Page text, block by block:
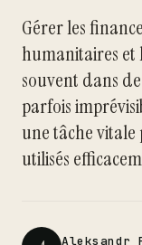
Gérer les
humanitaires et
souvent dans
parfois
une tâche vitale
utilisés
Aleksandr